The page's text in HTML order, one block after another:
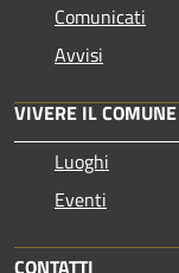
Comunicati
Avvisi
VIVERE IL COMUNE
Luoghi
Eventi
CONTATTI